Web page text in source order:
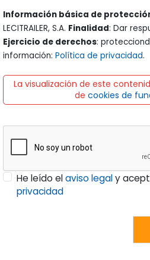
Información básica de
LECITRAILER, S.A. Finalidad: Dar
Ejercicio de derechos:
información: Política de privacidad.
La visualización de este
de cookies de
He leído elaviso legaly
privacidad